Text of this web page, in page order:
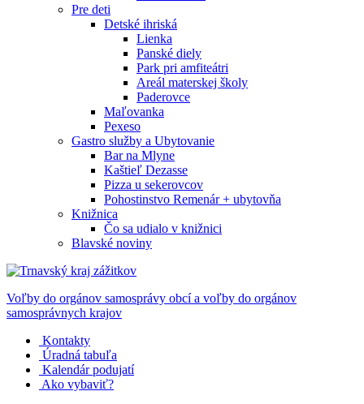
Pre deti
Detské ihriská
Lienka
Panské diely
Park pri amfiteátri
Areál materskej školy
Paderovce
Maľovanka
Pexeso
Gastro služby a Ubytovanie
Bar na Mlyne
Kaštieľ Dezasse
Pizza u sekerovcov
Pohostinstvo Remenár + ubytovňa
Knižnica
Čo sa udialo v knižnici
Blavské noviny
Voľby do orgánov samosprávy obcí a voľby do orgánov
samosprávnych krajov
Kontakty
Úradná tabuľa
Kalendár podujatí
Ako vybaviť?